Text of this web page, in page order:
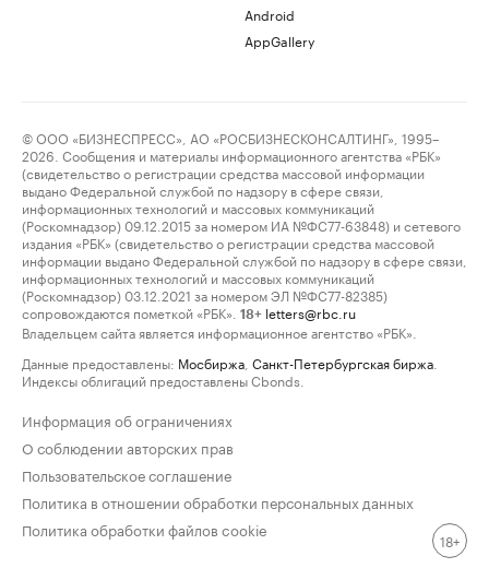
Android
AppGallery
© ООО «БИЗНЕСПРЕСС», АО «РОСБИЗНЕСКОНСАЛТИНГ», 1995–
2026. Сообщения и материалы информационного агентства «РБК»
(свидетельство о регистрации средства массовой информации
выдано Федеральной службой по надзору в сфере связи,
информационных технологий и массовых коммуникаций
(Роскомнадзор) 09.12.2015 за номером ИА №ФС77-63848) и сетевого
издания «РБК» (свидетельство о регистрации средства массовой
информации выдано Федеральной службой по надзору в сфере связи,
информационных технологий и массовых коммуникаций
(Роскомнадзор) 03.12.2021 за номером ЭЛ №ФС77-82385)
сопровождаются пометкой «РБК».
18+ letters@rbc.ru
Владельцем сайта является информационное агентство «РБК».
Данные предоставлены: Мосбиржа Санкт-Петербургская биржа
Индексы облигаций предоставлены Cbonds.
Информация об ограничениях
О соблюдении авторских прав
Пользовательское соглашение
Политика в отношении обработки персональных данных
Политика обработки файлов cookie
18+